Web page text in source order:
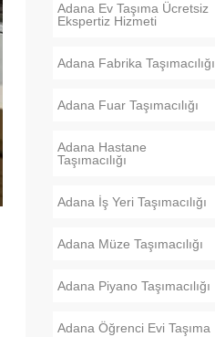
Adana Ev Taşıma Ücretsiz
Ekspertiz Hizmeti
Adana Fabrika Taşımacılığı
Adana Fuar Taşımacılığı
Adana Hastane
Taşımacılığı
Adana İş Yeri Taşımacılığı
Adana Müze Taşımacılığı
Adana Piyano Taşımacılığı
Adana Öğrenci Evi Taşıma